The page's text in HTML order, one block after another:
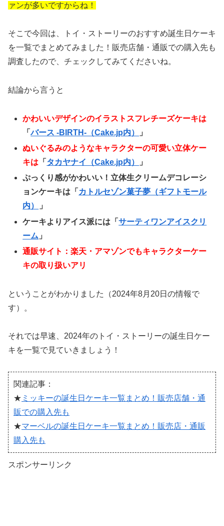
ァンが多いですからね！
そこで今回は、トイ・ストーリーのおすすめ誕生日ケーキ
を一覧でまとめてみました！販売店舗・通販での購入先も
調査したので、チェックしてみてくださいね。
結論から言うと
かわいいデザインのイラストスフレチーズケーキは
「バース -BIRTH-（Cake.jp内）
」
ぬいぐるみのようなキャラクターの可愛い立体ケー
キは 「 タカヤナイ（Cake.jp内）
」
ぷっくり感がかわいい！立体生クリームデコレーシ
ョンケーキは「 カトルセゾン菓子夢（ギフトモール
内）
」
ケーキよりアイス派には「サーティワンアイスクリ
ーム 」
通販サイト：楽天・アマゾンでもキャラクターケー
キの取り扱いアリ
ということがわかりました（2024年8月20日の情報で
す）。
それでは早速、2024年のトイ・ストーリーの誕生日ケー
キを一覧で見ていきましょう！
関連記事：
★ ミッキーの誕生日ケーキ一覧まとめ！販売店舗・通
販での購入先も
★マーベルの誕生日ケーキ一覧まとめ！販売店・通販
購入先も
スポンサーリンク